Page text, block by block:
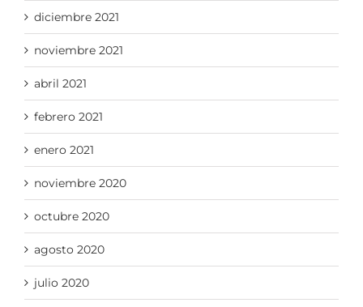
diciembre 2021
noviembre 2021
abril 2021
febrero 2021
enero 2021
noviembre 2020
octubre 2020
agosto 2020
julio 2020